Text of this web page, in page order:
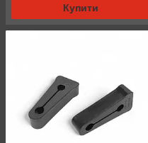
Купити